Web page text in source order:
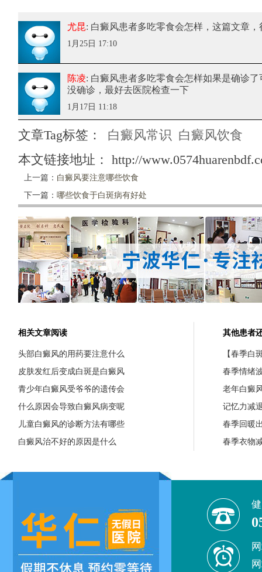
尤昆: 白癜风患者多吃零食会怎样，这篇文章，
1月25日 17:10
陈凌: 白癜风患者多吃零食会怎样如果是确诊了
没确诊，最好去医院检查一下
1月17日 11:18
文章Tag标签： 白癜风常识 白癜风饮食
本文链接地址： http://
上一篇： 白癜风要注意哪些饮食
下一篇： 哪些饮食于白斑病有好处
相关文章阅读
头部白癜风的用药要注意什么
皮肤发红后变成白斑是白癜风
青少年白癜风受爷爷的遗传会
什么原因会导致白癜风病变呢
儿童白癜风的诊断方法有哪些
白癜风治不好的原因是什么
其他患者
【春季白
春季情绪
老年白癜
记忆力减
春季回暖
春季衣物